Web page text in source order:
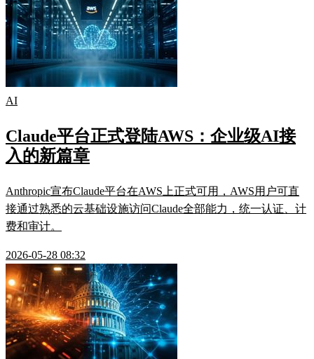
AI
Claude平台正式登陆AWS：企业级AI接
入的新篇章
Anthropic宣布Claude平台在AWS上正式可用，AWS用户可直
接通过熟悉的云基础设施访问Claude全部能力，统一认证、计
费和审计。
2026-05-28 08:32